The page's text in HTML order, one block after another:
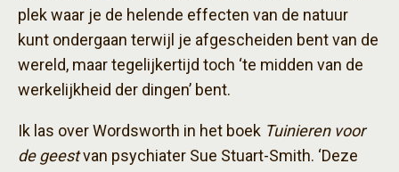
plek waar je de helende effecten van de natuur
kunt ondergaan terwijl je afgescheiden bent van de
wereld, maar tegelijkertijd toch ‘te midden van de
werkelijkheid der dingen’ bent.
Ik las over Wordsworth in het boek Tuinieren voor
de geestvan psychiater Sue Stuart-Smith. ‘Deze